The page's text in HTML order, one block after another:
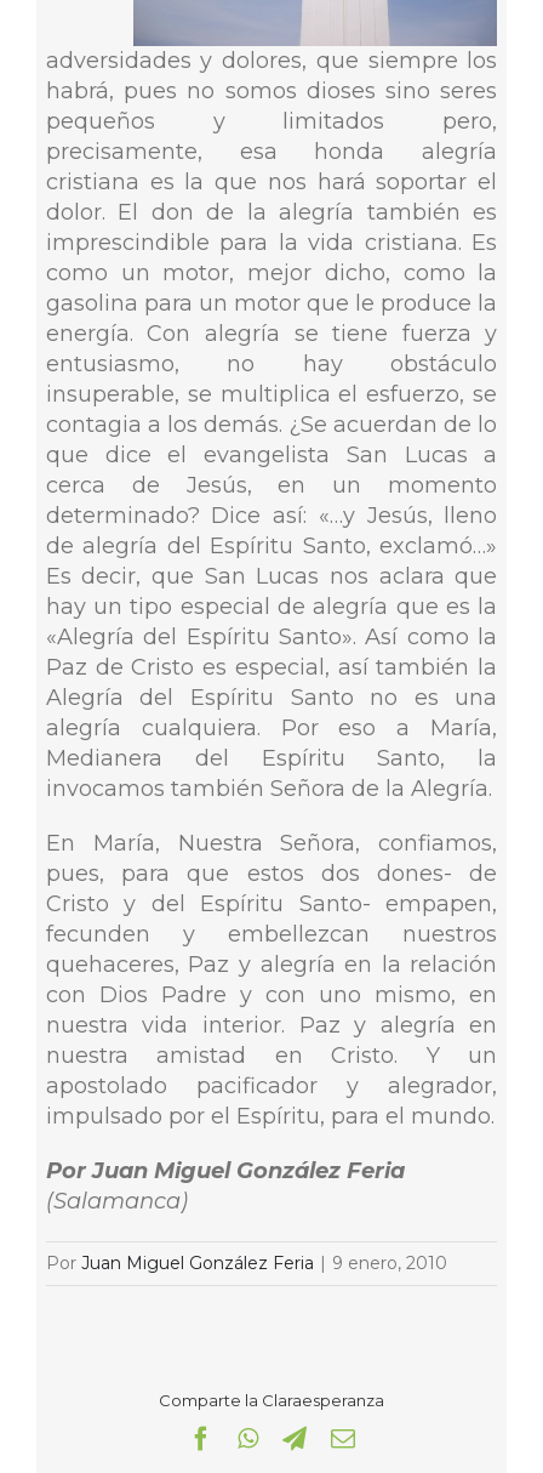
adversidades y dolores, que siempre los
habrá, pues no somos dioses sino seres
pequeños y limitados pero,
precisamente, esa honda alegría
cristiana es la que nos hará soportar el
dolor. El don de la alegría también es
imprescindible para la vida cristiana. Es
como un motor, mejor dicho, como la
gasolina para un motor que le produce la
energía. Con alegría se tiene fuerza y
entusiasmo, no hay obstáculo
insuperable, se multiplica el esfuerzo, se
contagia a los demás. ¿Se acuerdan de lo
que dice el evangelista San Lucas a
cerca de Jesús, en un momento
determinado? Dice así: «…y Jesús, lleno
de alegría del Espíritu Santo, exclamó…»
Es decir, que San Lucas nos aclara que
hay un tipo especial de alegría que es la
«Alegría del Espíritu Santo». Así como la
Paz de Cristo es especial, así también la
Alegría del Espíritu Santo no es una
alegría cualquiera. Por eso a María,
Medianera del Espíritu Santo, la
invocamos también Señora de la Alegría.
En María, Nuestra Señora, confiamos,
pues, para que estos dos dones- de
Cristo y del Espíritu Santo- empapen,
fecunden y embellezcan nuestros
quehaceres, Paz y alegría en la relación
con Dios Padre y con uno mismo, en
nuestra vida interior. Paz y alegría en
nuestra amistad en Cristo. Y un
apostolado pacificador y alegrador,
impulsado por el Espíritu, para el mundo.
Por Juan Miguel González Feria
(Salamanca)
Por Juan Miguel González Feria 9 enero, 2010
Comparte la Claraesperanza
Facebook
WhatsApp
Telegram
Correo